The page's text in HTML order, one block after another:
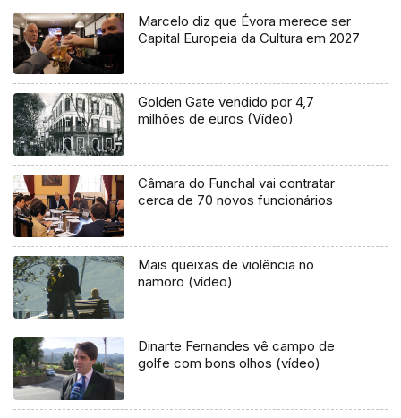
Marcelo diz que Évora merece ser
Capital Europeia da Cultura em 2027
Golden Gate vendido por 4,7
milhões de euros (Vídeo)
Câmara do Funchal vai contratar
cerca de 70 novos funcionários
Mais queixas de violência no
namoro (vídeo)
Dinarte Fernandes vê campo de
golfe com bons olhos (vídeo)